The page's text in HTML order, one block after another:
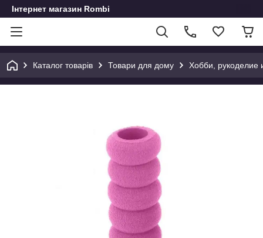
Інтернет магазин Rombi
Каталог товарів Товари для дому Хобби, рукоделие